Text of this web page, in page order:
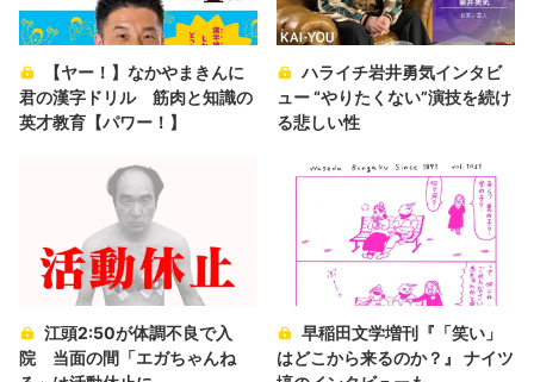
【ヤー！】なかやまきんに
君の漢字ドリル 筋肉と知識の
英才教育【パワー！】
ハライチ岩井勇気インタビ
ュー “やりたくない”演技を続け
る悲しい性
江頭2:50が体調不良で入
院 当面の間「エガちゃんね
早稲田文学増刊『「笑い」
はどこから来るのか？』 ナイツ